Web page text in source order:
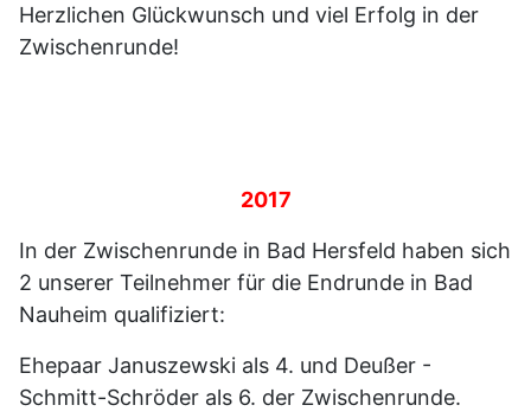
Herzlichen Glückwunsch und viel Erfolg in der
Zwischenrunde!
2017
In der Zwischenrunde in Bad Hersfeld haben sich
2 unserer Teilnehmer für die Endrunde in Bad
Nauheim qualifiziert:
Ehepaar Januszewski als 4. und Deußer -
Schmitt-Schröder als 6. der Zwischenrunde.